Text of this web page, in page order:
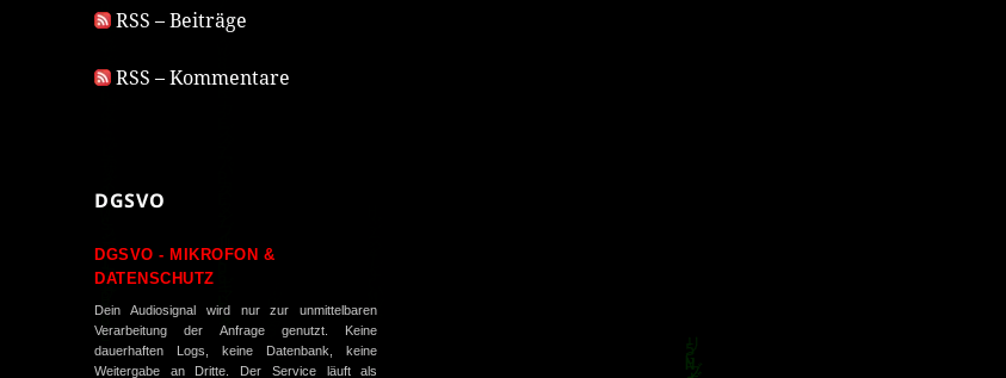
RSS – Beiträge
RSS – Kommentare
DGSVO
DGSVO - MIKROFON &
DATENSCHUTZ
Dein Audiosignal wird nur zur unmittelbaren
Verarbeitung der Anfrage genutzt. Keine
dauerhaften Logs, keine Datenbank, keine
Weitergabe an Dritte. Der Service läuft als